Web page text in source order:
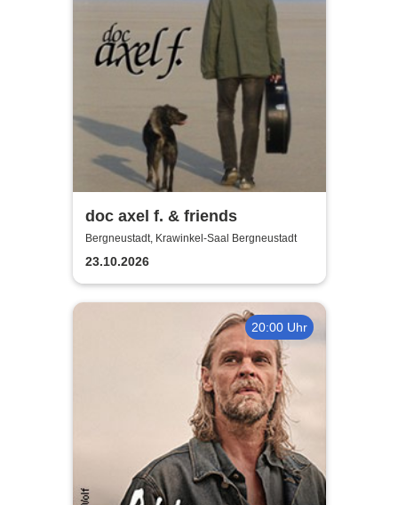
doc axel f. & friends
Bergneustadt, Krawinkel-Saal Bergneustadt
23.10.2026
20:00 Uhr